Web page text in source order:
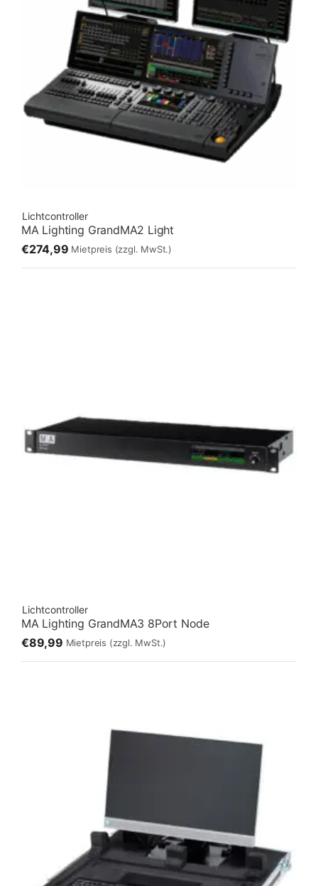
Lichtcontroller
MA Lighting GrandMA2 Light
€274,99 Mietpreis (zzgl. MwSt.)
Lichtcontroller
MA Lighting GrandMA3 8Port Node
€89,99 Mietpreis (zzgl. MwSt.)